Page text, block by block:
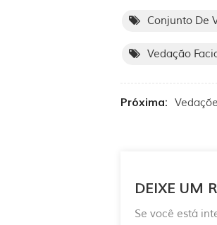
Conjunto De
Vedação
Próxima:
DEIXE UM
Se você está